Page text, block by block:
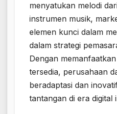
menyatukan melodi
instrumen musik,
elemen kunci dalam
dalam strategi
Dengan
tersedia, perusahaan
beradaptasi dan
tantangan di era digital